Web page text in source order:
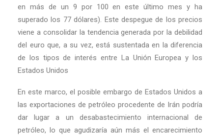
en más de un 9 por 100 en este último mes y ha
superado los 77 dólares). Este despegue de los precios
viene a consolidar la tendencia generada por la debilidad
del euro que, a su vez, está sustentada en la diferencia
de los tipos de interés entre La Unión Europea y los
Estados Unidos
En este marco, el posible embargo de Estados Unidos a
las exportaciones de petróleo procedente de Irán podría
dar lugar a un desabastecimiento internacional de
petróleo, lo que agudizaría aún más el encarecimiento